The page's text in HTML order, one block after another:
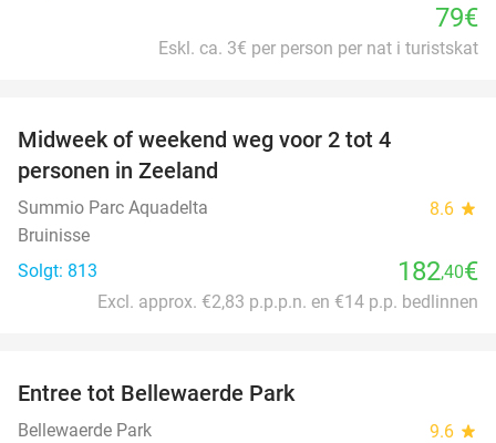
79€
Eskl. ca. 3€ per person per nat i turistskat
Midweek of weekend weg voor 2 tot 4
personen in Zeeland
Summio Parc Aquadelta 8.6 star
Bruinisse
Solgt: 813
182,40€
Excl. approx. €2,83 p.p.p.n. en €14 p.p. bedlinnen
Entree tot Bellewaerde Park
Bellewaerde Park 9.6 star